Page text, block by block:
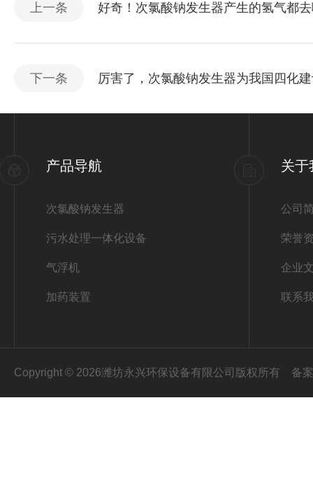
上一条 好奇！次氯酸钠发生器产生的氢气都
下一条 厉害了，次氯酸钠发生器为我国四化
产品导航
次氯酸钠发生器
污水处理一体化设备
气浮机
加药装置
关于
公司
荣誉
企业
联系
Copyright © 2026潍坊永兴环保设备有限公司版权所有 备